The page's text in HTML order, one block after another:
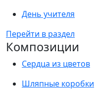
День учителя
Перейти в раздел
Композиции
Сердца из цветов
Шляпные коробки